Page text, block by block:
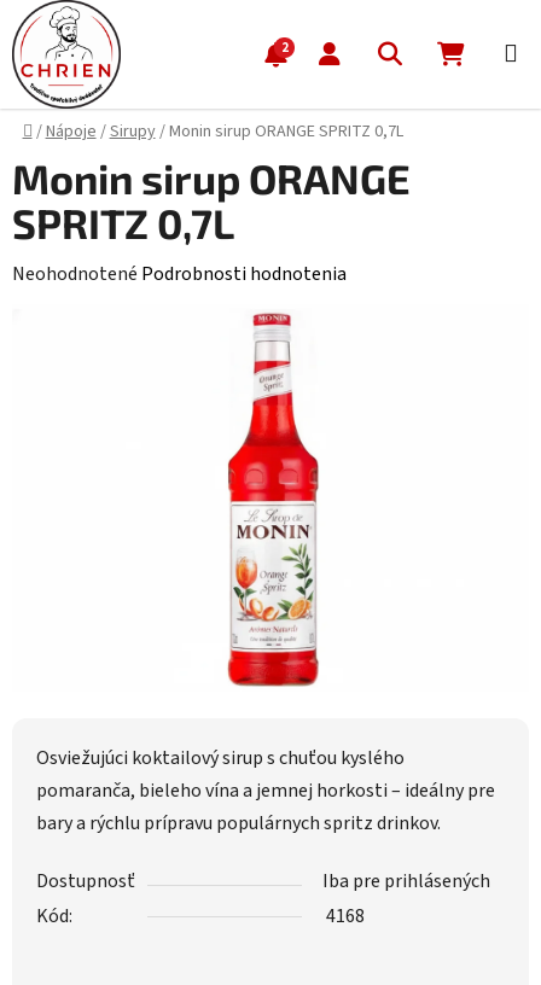
Prejsť na obsah
2 Hľadať
Domov
/Nápoje/Sirupy/Monin sirup ORANGE SPRITZ 0,7L
Osviežujúci koktailový sirup s chuťou kyslého
pomaranča, bieleho vína a jemnej horkosti – ideálny pre
bary a rýchlu prípravu populárnych spritz drinkov.
Dostupnosť
Iba pre prihlásených
Kód:
4168
Monin sirup ORANGE
SPRITZ 0,7L
Priemerné hodnotenie produktu je 0,0 z 5 hviezdičiek.
Neohodnotené Podrobnosti hodnotenia